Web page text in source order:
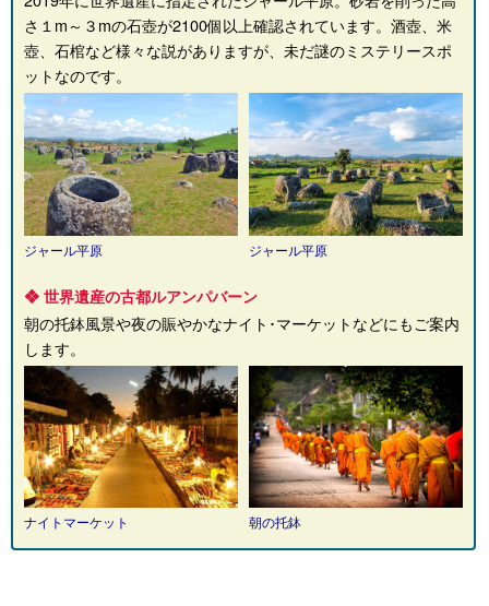
さ１m～３mの石壺が2100個以上確認されています。酒壺、米
壺、石棺など様々な説がありますが、未だ謎のミステリースポ
ットなのです。
ジャール平原 ジャール平原
❖ 世界遺産の古都ルアンパバーン
朝の托鉢風景や夜の賑やかなナイト･マーケットなどにもご案内
します。
ナイトマーケット 朝の托鉢